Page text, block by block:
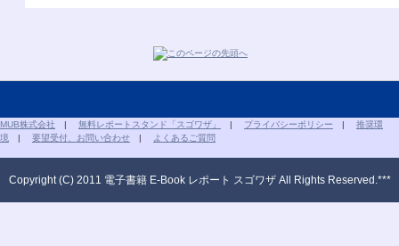
MUB株式会社 | 無料レポートスタンド「スゴワザ」 | プライバシーポリシー | 推奨環
境 | 要望受付、お問い合わせ | よくあるご質問
Copyright (C) 2011 電子書籍 E-Book レポート スゴワザ All Rights Reserved.***